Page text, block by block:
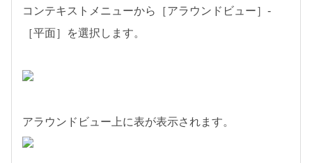
コンテキストメニューから［アラウンドビュー］-
［平面］を選択します。
アラウンドビュー上に表が表示されます。